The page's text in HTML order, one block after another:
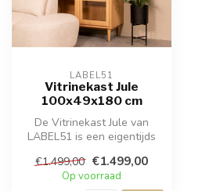
LABEL51
Vitrinekast Jule
100x49x180 cm
De Vitrinekast Jule van
LABEL51 is een eigentijds
eikenfi...
€1.499,00 €1.499,00
Op voorraad